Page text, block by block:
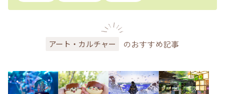
アート・カルチャー のおすすめ記事